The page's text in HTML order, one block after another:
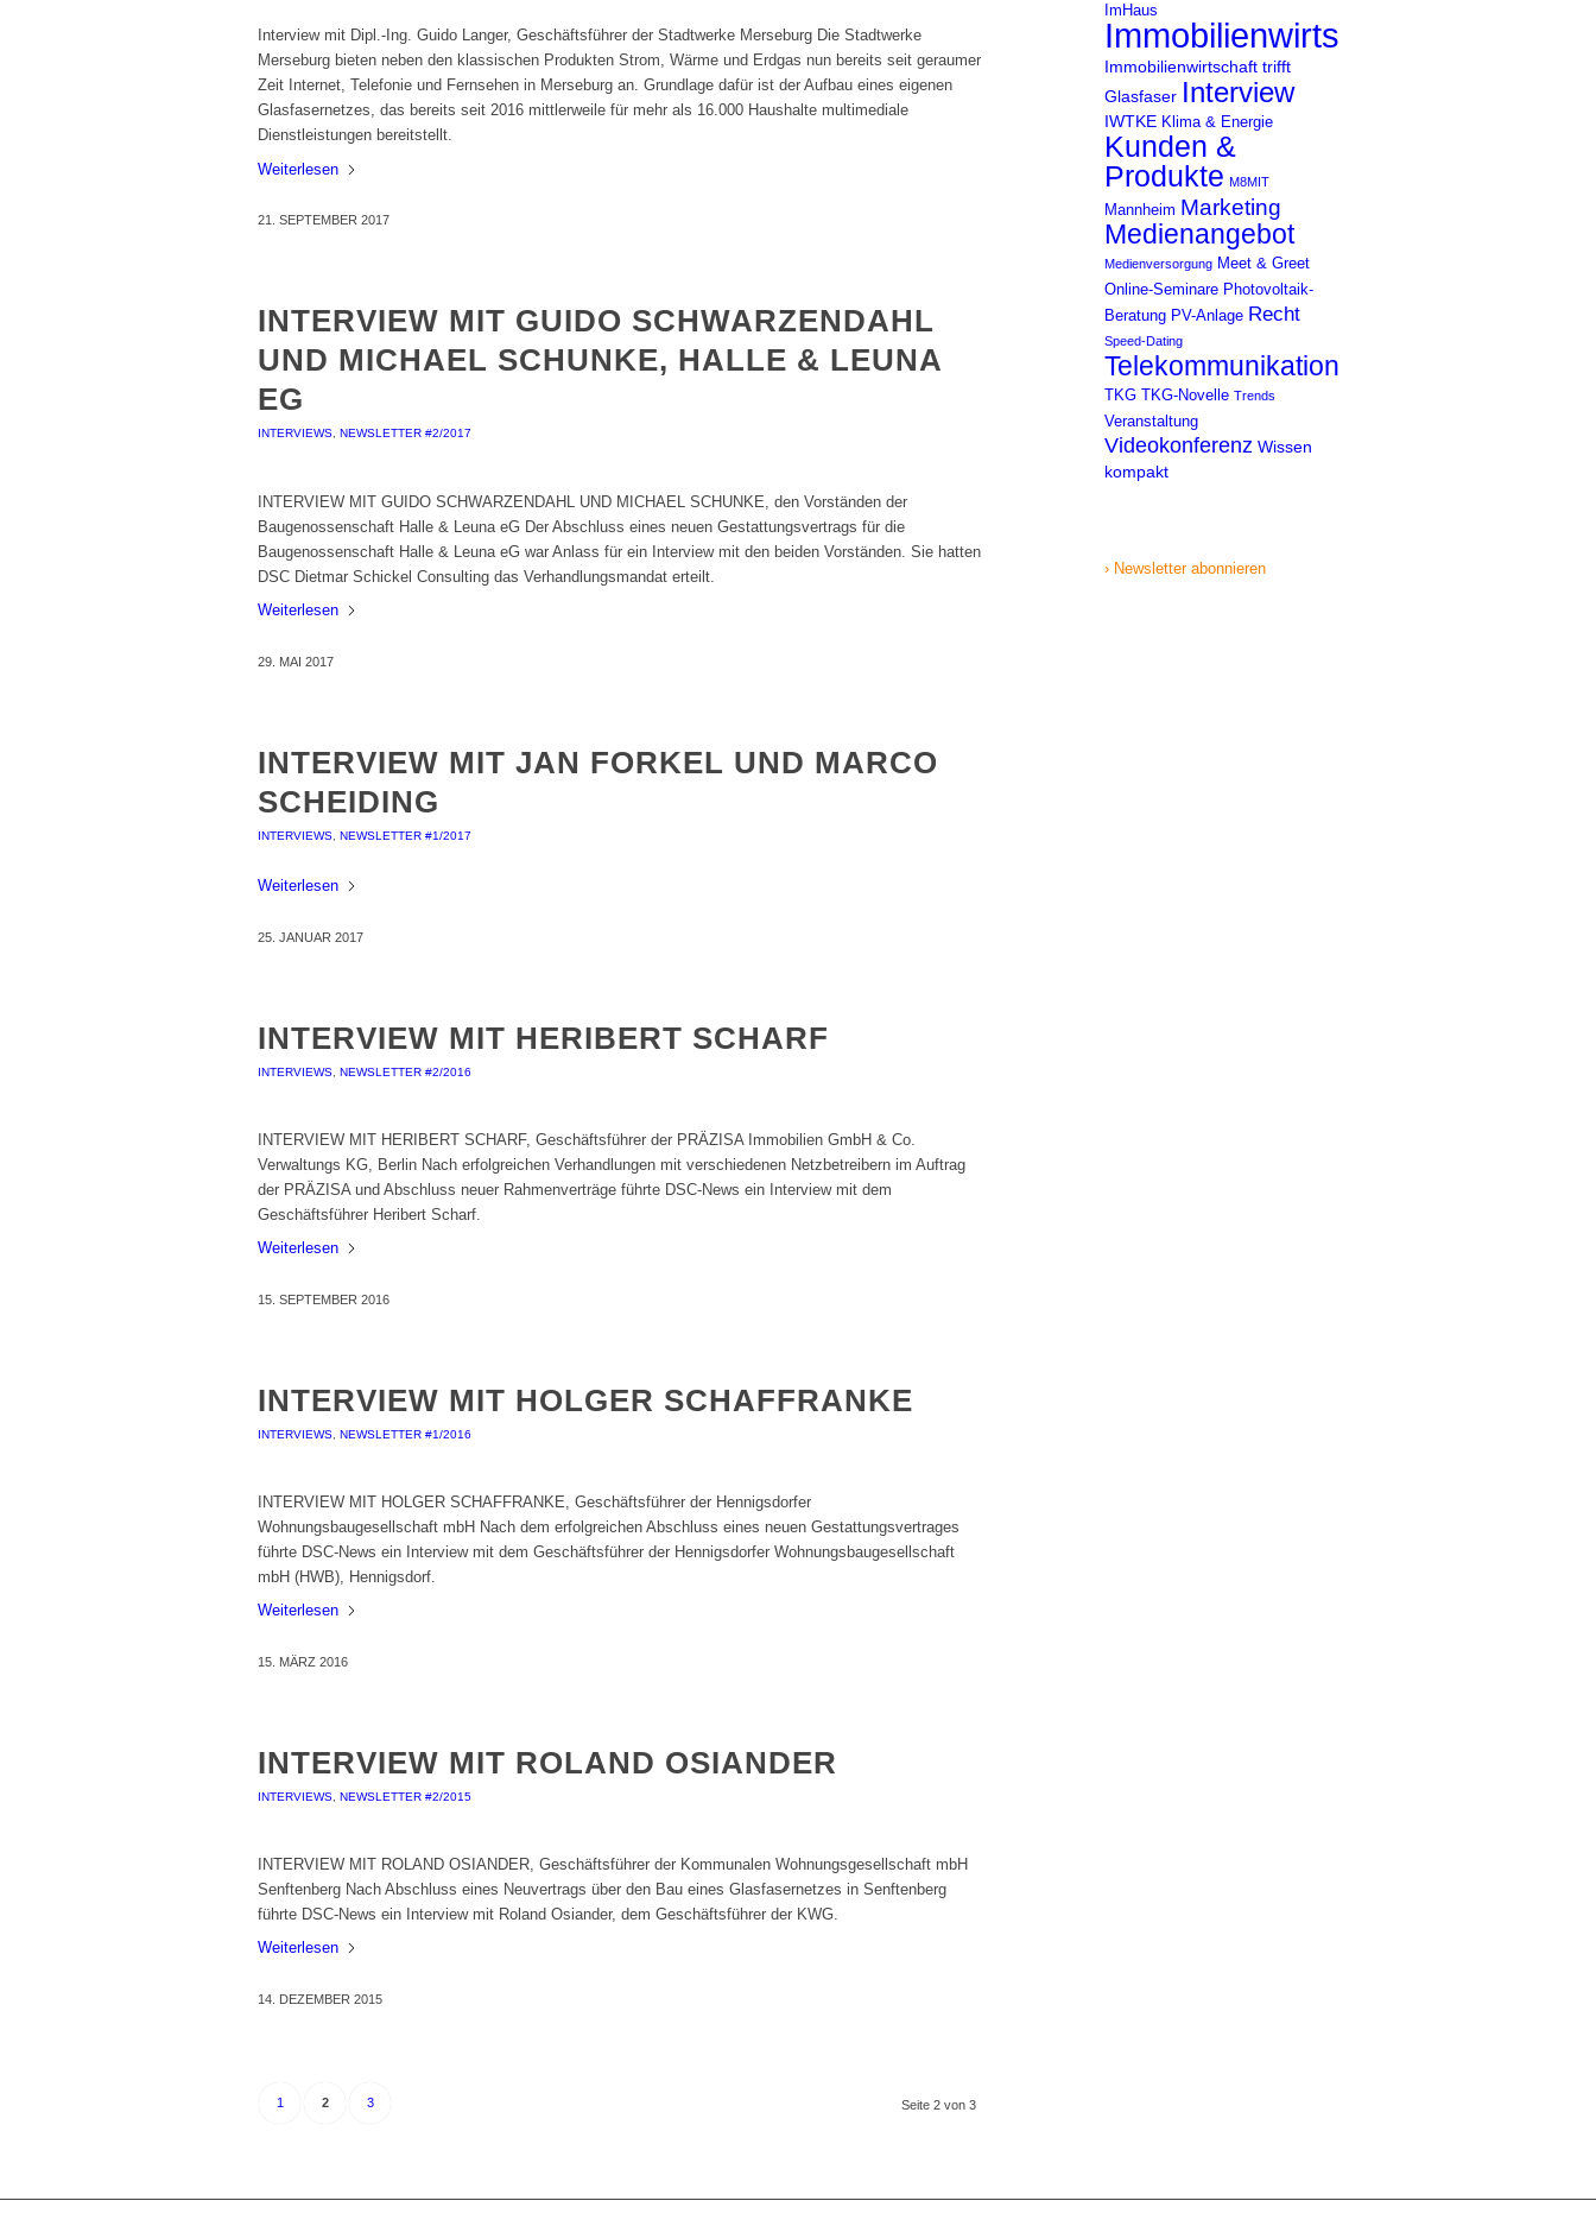
Interview mit Dipl.-Ing. Guido Langer, Geschäftsführer der Stadtwerke Merseburg Die Stadtwerke
Merseburg bieten neben den klassischen Produkten Strom, Wärme und Erdgas nun bereits seit geraumer
Zeit Internet, Telefonie und Fernsehen in Merseburg an. Grundlage dafür ist der Aufbau eines eigenen
Glasfasernetzes, das bereits seit 2016 mittlerweile für mehr als 16.000 Haushalte multimediale
Dienstleistungen bereitstellt.
Weiterlesen
21. SEPTEMBER 2017
INTERVIEW MIT GUIDO SCHWARZENDAHL
UND MICHAEL SCHUNKE, HALLE & LEUNA
EG
INTERVIEWS, NEWSLETTER #2/2017
INTERVIEW MIT GUIDO SCHWARZENDAHL UND MICHAEL SCHUNKE, den Vorständen der
Baugenossenschaft Halle & Leuna eG Der Abschluss eines neuen Gestattungsvertrags für die
Baugenossenschaft Halle & Leuna eG war Anlass für ein Interview mit den beiden Vorständen. Sie hatten
DSC Dietmar Schickel Consulting das Verhandlungsmandat erteilt.
Weiterlesen
29. MAI 2017
INTERVIEW MIT JAN FORKEL UND MARCO
SCHEIDING
INTERVIEWS NEWSLETTER #1/2017
Weiterlesen
25. JANUAR 2017
INTERVIEW MIT HERIBERT SCHARF
INTERVIEWS NEWSLETTER #2/2016
INTERVIEW MIT HERIBERT SCHARF, Geschäftsführer der PRÄZISA Immobilien GmbH & Co.
Verwaltungs KG, Berlin Nach erfolgreichen Verhandlungen mit verschiedenen Netzbetreibern im Auftrag
der PRÄZISA und Abschluss neuer Rahmenverträge führte DSC-News ein Interview mit dem
Geschäftsführer Heribert Scharf.
Weiterlesen
15. SEPTEMBER 2016
INTERVIEW MIT HOLGER SCHAFFRANKE
INTERVIEWS NEWSLETTER #1/2016
INTERVIEW MIT HOLGER SCHAFFRANKE, Geschäftsführer der Hennigsdorfer
Wohnungsbaugesellschaft mbH Nach dem erfolgreichen Abschluss eines neuen Gestattungsvertrages
führte DSC-News ein Interview mit dem Geschäftsführer der Hennigsdorfer Wohnungsbaugesellschaft
mbH (HWB), Hennigsdorf.
Weiterlesen
15. MÄRZ 2016
INTERVIEW MIT ROLAND OSIANDER
INTERVIEWS NEWSLETTER #2/2015
INTERVIEW MIT ROLAND OSIANDER, Geschäftsführer der Kommunalen Wohnungsgesellschaft mbH
Senftenberg Nach Abschluss eines Neuvertrags über den Bau eines Glasfasernetzes in Senftenberg
führte DSC-News ein Interview mit Roland Osiander, dem Geschäftsführer der KWG.
Weiterlesen
14. DEZEMBER 2015
Seite 2 von 3
1 2 3
ImHaus
Immobilienwirtschaft
Immobilienwirtschaft trifft
Glasfaser Interview
IWTKE Klima & Energie
Kunden &
Produkte M8MIT
Mannheim Marketing
Medienangebot
Medienversorgung Meet & Greet
Online-Seminare Photovoltaik-
Beratung PV-Anlage Recht
Speed-Dating
Telekommunikation
TKG TKG-Novelle Trends
Veranstaltung
Videokonferenz Wissen
kompakt
› Newsletter abonnieren